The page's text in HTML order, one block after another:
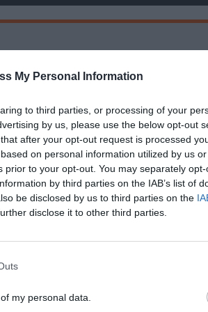
My Personal Information
to third parties, or processing of your
by us, please use the below opt-out
after your opt-out request is processed
on personal information utilized by us
prior to your opt-out. You may separately
by third parties on the IAB’s list of
be disclosed by us to third parties on the
disclose it to other third parties.
my personal data.
ειδήσεις
Δες